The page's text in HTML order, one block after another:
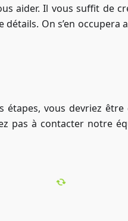
aider. Il vous suffit de
On s’en occupera
étapes, vous devriez
pas à contacter notre